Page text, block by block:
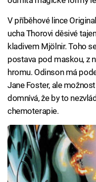
V příběhové lince
ucha Thorovi děsivé
kladivem Mjölnir. Toho
postava pod maskou, z
hromu. Odinson má
Jane Foster, ale
domnívá, že by to
chemoterapie.